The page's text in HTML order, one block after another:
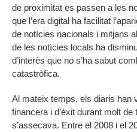
de proximitat es passen a les
que l’era digital ha facilitat
de notícies nacionals i mitjans
de les notícies locals ha
d’interès que no s’ha sabut
catastròfica.
Al mateix temps, els diaris han
financera i d’èxit durant molt
s’assecava. Entre el 2008 i el